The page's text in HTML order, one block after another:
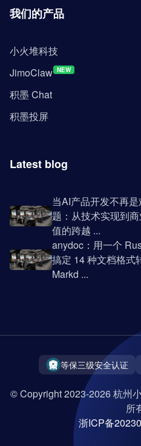
我们的产品
小火堆科技
JimoClaw NEW
积墨 Chat
积墨投屏
Latest blog
当AI产品开发不再
题：从技术实现到
值的跨越 ...
anydoc：用一个
搞定 14 种文档格式
Markd ...
等保三级安全认证
© Copyright 2023-2026 杭州
所
浙ICP备